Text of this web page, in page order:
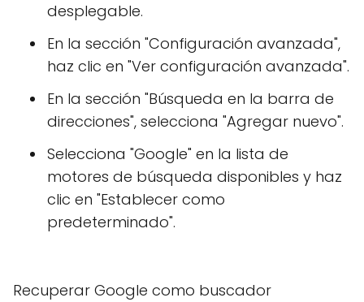
desplegable.
En la sección "Configuración avanzada",
haz clic en "Ver configuración avanzada".
En la sección "Búsqueda en la barra de
direcciones", selecciona "Agregar nuevo".
Selecciona "Google" en la lista de
motores de búsqueda disponibles y haz
clic en "Establecer como
predeterminado".
Recuperar Google como buscador